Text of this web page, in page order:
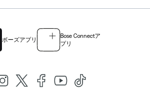
ボーズアプリ
Bose Connectア
プリ